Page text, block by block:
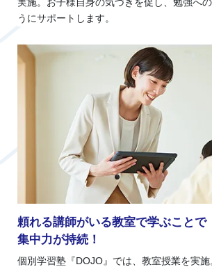
うにサポートします。
頼れる講師がいる教室で学ぶことで
集中力が持続！
個別学習塾『DOJO』では、教室授業を実